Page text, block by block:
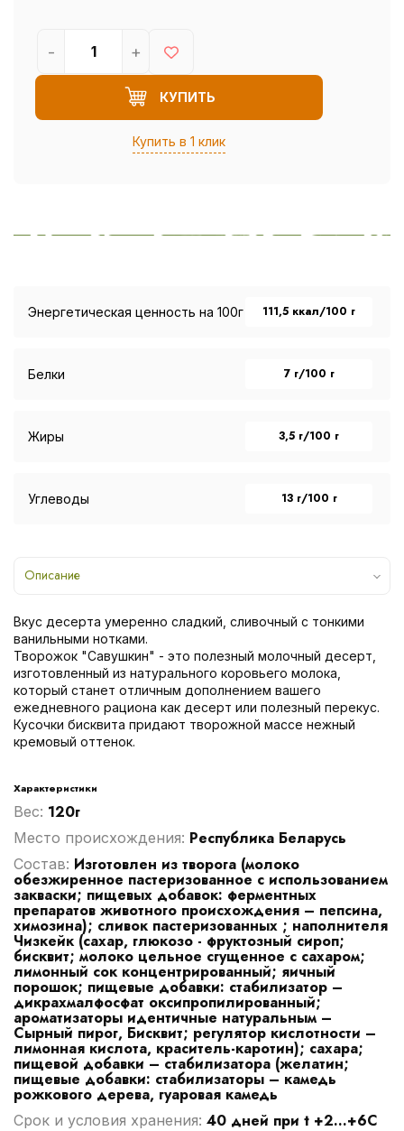
КУПИТЬ
Купить в 1 клик
- +
Энергетическая ценность на 100г 111,5 ккал/100 г
Белки 7 г/100 г
Жиры 3,5 г/100 г
Углеводы 13 г/100 г
Описание
Вкус десерта умеренно сладкий, сливочный с тонкими
ванильными нотками.
Творожок "Савушкин" - это полезный молочный десерт,
изготовленный из натурального коровьего молока,
который станет отличным дополнением вашего
ежедневного рациона как десерт или полезный перекус.
Кусочки бисквита придают творожной массе нежный
кремовый оттенок.
Характеристики
Вес: 120г
Место происхождения: Республика Беларусь
Cостав: Изготовлен из творога (молоко
обезжиренное пастеризованное с использованием
закваски; пищевых добавок: ферментных
препаратов животного происхождения – пепсина,
химозина); сливок пастеризованных ; наполнителя
Чизкейк (сахар, глюкозо - фруктозный сироп;
бисквит; молоко цельное сгущенное с сахаром;
лимонный сок концентрированный; яичный
порошок; пищевые добавки: стабилизатор –
дикрахмалфосфат оксипропилированный;
ароматизаторы идентичные натуральным –
Сырный пирог, Бисквит; регулятор кислотности –
лимонная кислота, краситель-каротин); сахара;
пищевой добавки – стабилизатора (желатин;
пищевые добавки: стабилизаторы – камедь
рожкового дерева, гуаровая камедь
Срок и условия хранения: 40 дней при t +2...+6С